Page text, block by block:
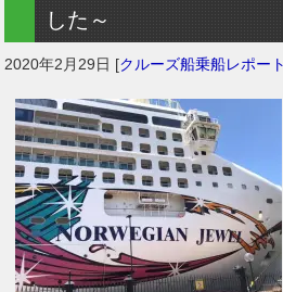
した～
2020年2月29日 [クルーズ船乗船レポート